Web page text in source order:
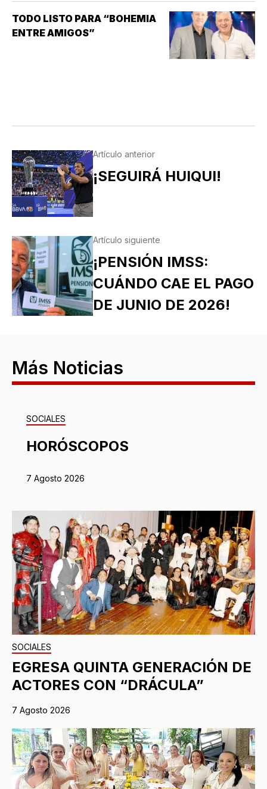
(INCAPACIDAD DE ALCANZAR
Y/O MANTENER…
TODO LISTO PARA “BOHEMIA
ENTRE AMIGOS”
Artículo anterior
¡SEGUIRÁ HUIQUI!
Artículo siguiente
¡PENSIÓN IMSS:
CUÁNDO CAE EL PAGO
DE JUNIO DE 2026!
Más Noticias
SOCIALES
HORÓSCOPOS
7 Agosto 2026
SOCIALES
EGRESA QUINTA GENERACIÓN DE
ACTORES CON “DRÁCULA”
7 Agosto 2026